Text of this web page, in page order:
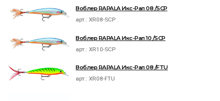
Воблер RAPALA Икс-Рап 08 /SCP
арт.:XR08-SCP
Воблер RAPALA Икс-Рап 10 /SCP
арт.:XR10-SCP
Воблер RAPALA Икс-Рап 08 /FTU
арт.:XR08-FTU